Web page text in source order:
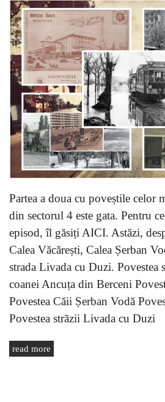
Partea a doua cu poveștile celor
din sectorul 4 este gata. Pentru
episod, îl găsiți AICI. Astăzi,
Calea Văcărești, Calea Șerban
strada Livada cu Duzi.
coanei Ancuța din Berceni
Povestea Căii Șerban Vodă
Povestea strãzii Livada cu Duzi
read more